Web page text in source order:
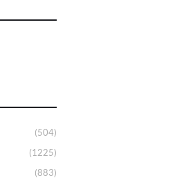
(504)
(1225)
(883)